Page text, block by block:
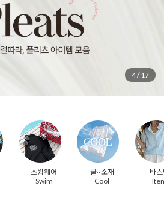
5/17
스윔웨어
Swim
쿨~소재
Cool
바